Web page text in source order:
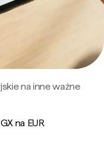
na inne ważne
na EUR